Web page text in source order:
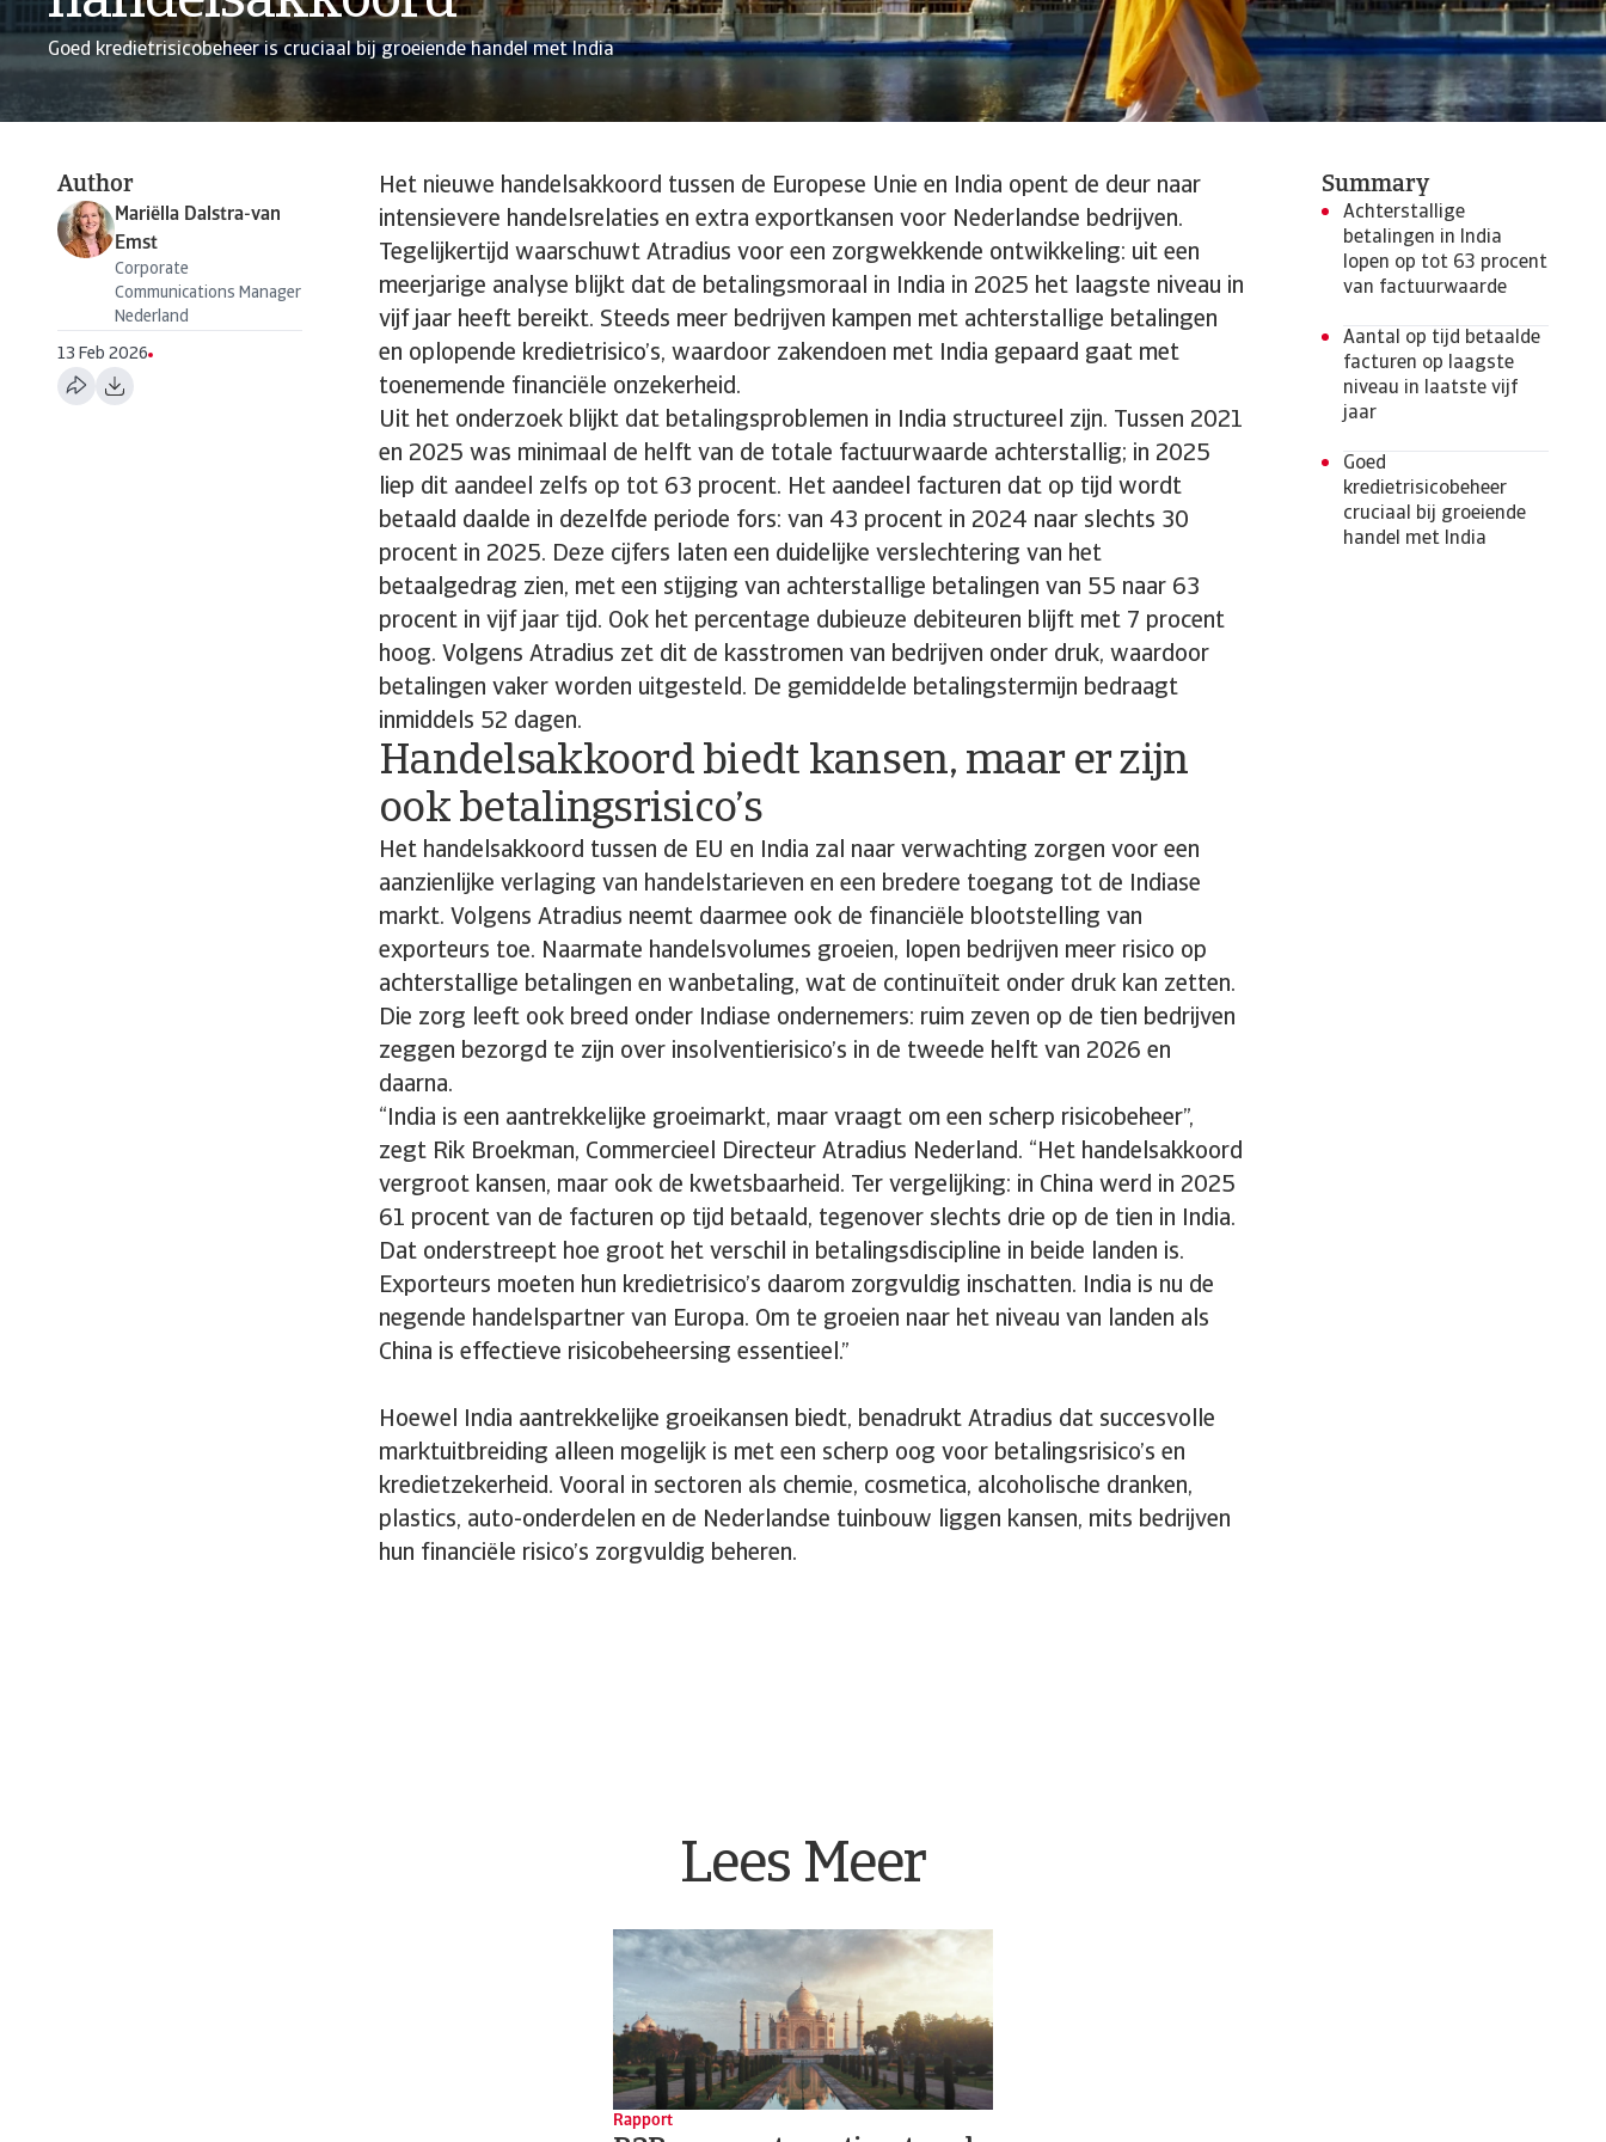
Goed kredietrisicobeheer is cruciaal bij groeiende handel met India
Author
Mariëlla Dalstra-van
Emst
Corporate
Communications Manager
Nederland
13 Feb 2026
Het nieuwe handelsakkoord tussen de Europese Unie en India opent de deur naar
intensievere handelsrelaties en extra exportkansen voor Nederlandse bedrijven.
Tegelijkertijd waarschuwt Atradius voor een zorgwekkende ontwikkeling: uit een
meerjarige analyse blijkt dat de betalingsmoraal in India in 2025 het laagste niveau in
vijf jaar heeft bereikt. Steeds meer bedrijven kampen met achterstallige betalingen
en oplopende kredietrisico’s, waardoor zakendoen met India gepaard gaat met
toenemende financiële onzekerheid.
Uit het onderzoek blijkt dat betalingsproblemen in India structureel zijn. Tussen 2021
en 2025 was minimaal de helft van de totale factuurwaarde achterstallig; in 2025
liep dit aandeel zelfs op tot 63 procent. Het aandeel facturen dat op tijd wordt
betaald daalde in dezelfde periode fors: van 43 procent in 2024 naar slechts 30
procent in 2025. Deze cijfers laten een duidelijke verslechtering van het
betaalgedrag zien, met een stijging van achterstallige betalingen van 55 naar 63
procent in vijf jaar tijd. Ook het percentage dubieuze debiteuren blijft met 7 procent
hoog. Volgens Atradius zet dit de kasstromen van bedrijven onder druk, waardoor
betalingen vaker worden uitgesteld. De gemiddelde betalingstermijn bedraagt
inmiddels 52 dagen.
Handelsakkoord biedt kansen, maar er zijn
ook betalingsrisico’s
Het handelsakkoord tussen de EU en India zal naar verwachting zorgen voor een
aanzienlijke verlaging van handelstarieven en een bredere toegang tot de Indiase
markt. Volgens Atradius neemt daarmee ook de financiële blootstelling van
exporteurs toe. Naarmate handelsvolumes groeien, lopen bedrijven meer risico op
achterstallige betalingen en wanbetaling, wat de continuïteit onder druk kan zetten.
Die zorg leeft ook breed onder Indiase ondernemers: ruim zeven op de tien bedrijven
zeggen bezorgd te zijn over insolventierisico’s in de tweede helft van 2026 en
daarna.
“India is een aantrekkelijke groeimarkt, maar vraagt om een scherp risicobeheer”,
zegt Rik Broekman, Commercieel Directeur Atradius Nederland. “Het handelsakkoord
vergroot kansen, maar ook de kwetsbaarheid. Ter vergelijking: in China werd in 2025
61 procent van de facturen op tijd betaald, tegenover slechts drie op de tien in India.
Dat onderstreept hoe groot het verschil in betalingsdiscipline in beide landen is.
Exporteurs moeten hun kredietrisico’s daarom zorgvuldig inschatten. India is nu de
negende handelspartner van Europa. Om te groeien naar het niveau van landen als
China is effectieve risicobeheersing essentieel.”
Hoewel India aantrekkelijke groeikansen biedt, benadrukt Atradius dat succesvolle
marktuitbreiding alleen mogelijk is met een scherp oog voor betalingsrisico’s en
kredietzekerheid. Vooral in sectoren als chemie, cosmetica, alcoholische dranken,
plastics, auto-onderdelen en de Nederlandse tuinbouw liggen kansen, mits bedrijven
hun financiële risico’s zorgvuldig beheren.
Summary
Achterstallige
betalingen in India
lopen op tot 63 procent
van factuurwaarde
Aantal op tijd betaalde
facturen op laagste
niveau in laatste vijf
jaar
Goed
kredietrisicobeheer
cruciaal bij groeiende
handel met India
Lees Meer
Rapport